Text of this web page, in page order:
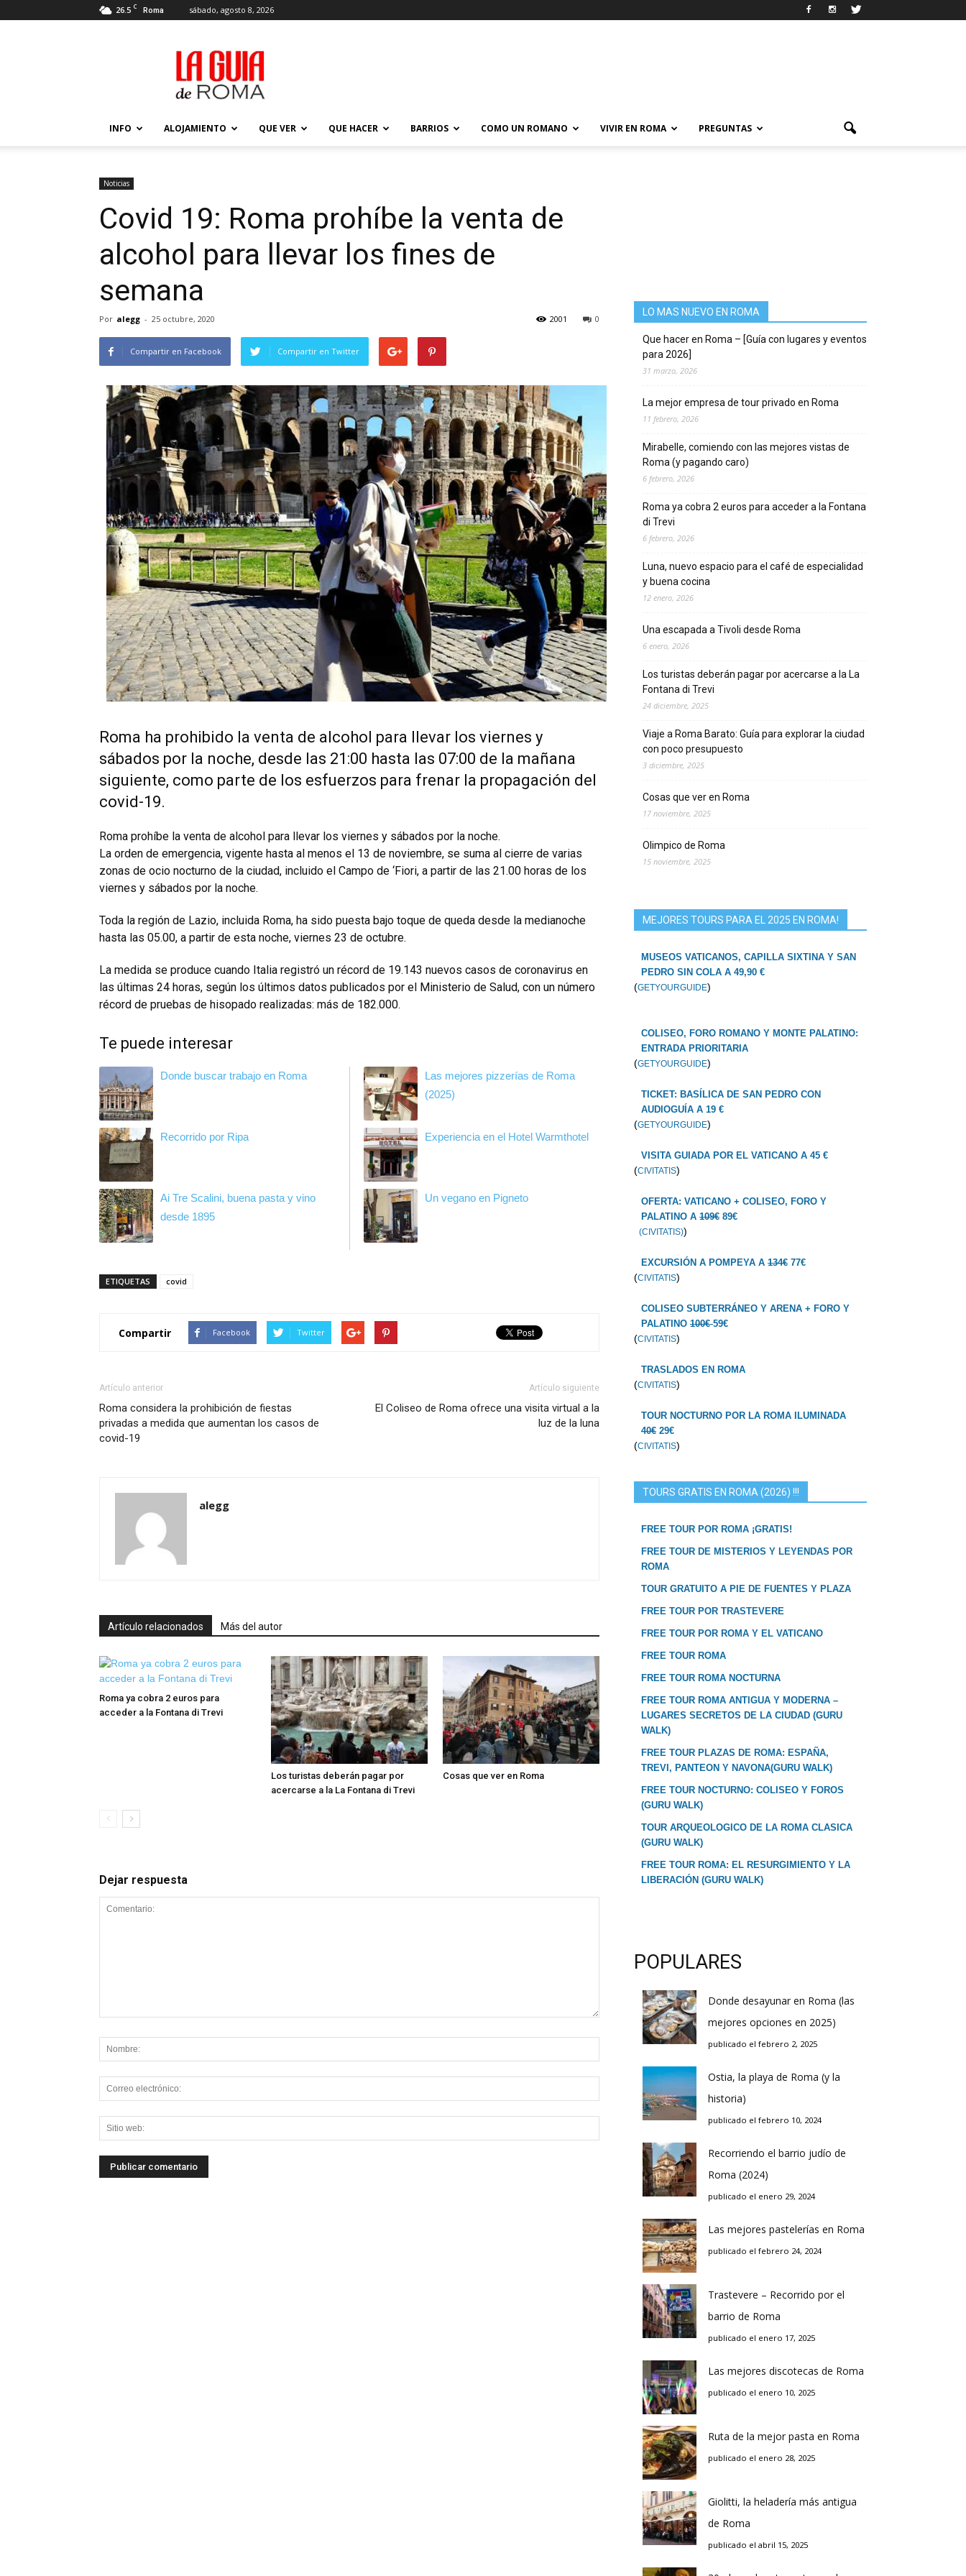
26.5 C Roma sábado, agosto 8, 2026
Actualizada
INFO ALOJAMIENTO QUE VER QUE HACER BARRIOS COMO UN ROMANO VIVIR EN ROMA PREGUNTAS
Noticias
Covid 19: Roma prohíbe la venta de
alcohol para llevar los fines de
semana
Por alegg - 25 octubre, 2020 0
2001
Compartir en Facebook Compartir en Twitter
Roma ha prohibido la venta de alcohol para llevar los viernes y
sábados por la noche, desde las 21:00 hasta las 07:00 de la mañana
siguiente, como parte de los esfuerzos para frenar la propagación del
covid-19.
Roma prohíbe la venta de alcohol para llevar los viernes y sábados por la noche.
La orden de emergencia, vigente hasta al menos el 13 de noviembre, se suma al cierre de varias
zonas de ocio nocturno de la ciudad, incluido el Campo de ‘Fiori, a partir de las 21.00 horas de los
viernes y sábados por la noche.
Toda la región de Lazio, incluida Roma, ha sido puesta bajo toque de queda desde la medianoche
hasta las 05.00, a partir de esta noche, viernes 23 de octubre.
La medida se produce cuando Italia registró un récord de 19.143 nuevos casos de coronavirus en
las últimas 24 horas, según los últimos datos publicados por el Ministerio de Salud, con un número
récord de pruebas de hisopado realizadas: más de 182.000.
Te puede interesar
Donde buscar trabajo en Roma
Recorrido por Ripa
Ai Tre Scalini, buena pasta y vino
desde 1895
Las mejores pizzerías de Roma
(2025)
Experiencia en el Hotel Warmthotel
Un vegano en Pigneto
ETIQUETAS covid
Compartir Facebook Twitter
Artículo anterior
Roma considera la prohibición de fiestas
privadas a medida que aumentan los casos de
covid-19
Artículo siguiente
El Coliseo de Roma ofrece una visita virtual a la
luz de la luna
alegg
Artículo relacionados Más del autor
Roma ya cobra 2 euros para
acceder a la Fontana di Trevi
Los turistas deberán pagar por
acercarse a la La Fontana di Trevi
Cosas que ver en Roma
Dejar respuesta
LO MAS NUEVO EN ROMA
Que hacer en Roma – [Guía con lugares y eventos
para 2026]
31 marzo, 2026
La mejor empresa de tour privado en Roma
11 febrero, 2026
Mirabelle, comiendo con las mejores vistas de
Roma (y pagando caro)
6 febrero, 2026
Roma ya cobra 2 euros para acceder a la Fontana
di Trevi
6 febrero, 2026
Luna, nuevo espacio para el café de especialidad
y buena cocina
12 enero, 2026
Una escapada a Tivoli desde Roma
6 enero, 2026
Los turistas deberán pagar por acercarse a la La
Fontana di Trevi
24 diciembre, 2025
Viaje a Roma Barato: Guía para explorar la ciudad
con poco presupuesto
3 diciembre, 2025
Cosas que ver en Roma
17 noviembre, 2025
Olimpico de Roma
15 noviembre, 2025
MEJORES TOURS PARA EL 2025 EN ROMA!
MUSEOS VATICANOS, CAPILLA SIXTINA Y SAN
PEDRO SIN COLA A 49,90 €
(GETYOURGUIDE)
COLISEO, FORO ROMANO Y MONTE PALATINO:
ENTRADA PRIORITARIA
(GETYOURGUIDE)
TICKET: BASÍLICA DE SAN PEDRO CON
AUDIOGUÍA A 19 €
(GETYOURGUIDE)
VISITA GUIADA POR EL VATICANO A 45 €
(CIVITATIS)
OFERTA: VATICANO + COLISEO, FORO Y
PALATINO A 109€ 89€
(CIVITATIS))
EXCURSIÓN A POMPEYA A 134€ 77€
(CIVITATIS)
COLISEO SUBTERRÁNEO Y ARENA + FORO Y
PALATINO 100€59€
(CIVITATIS)
TRASLADOS EN ROMA
(CIVITATIS)
TOUR NOCTURNO POR LA ROMA ILUMINADA
40€ 29€
(CIVITATIS)
TOURS GRATIS EN ROMA (2026) !!!
FREE TOUR POR ROMA ¡GRATIS!
FREE TOUR DE MISTERIOS Y LEYENDAS POR
ROMA
TOUR GRATUITO A PIE DE FUENTES Y PLAZA
FREE TOUR POR TRASTEVERE
FREE TOUR POR ROMA Y EL VATICANO
FREE TOUR ROMA
FREE TOUR ROMA NOCTURNA
FREE TOUR ROMA ANTIGUA Y MODERNA –
LUGARES SECRETOS DE LA CIUDAD (GURU
WALK)
FREE TOUR PLAZAS DE ROMA: ESPAÑA,
TREVI, PANTEON Y NAVONA(GURU WALK)
FREE TOUR NOCTURNO: COLISEO Y FOROS
(GURU WALK)
TOUR ARQUEOLOGICO DE LA ROMA CLASICA
(GURU WALK)
FREE TOUR ROMA: EL RESURGIMIENTO Y LA
LIBERACIÓN (GURU WALK)
POPULARES
Donde desayunar en Roma (las
mejores opciones en 2025)
publicado el febrero 2, 2025
Ostia, la playa de Roma (y la
historia)
publicado el febrero 10, 2024
Recorriendo el barrio judío de
Roma (2024)
publicado el enero 29, 2024
Las mejores pastelerías en Roma
publicado el febrero 24, 2024
Trastevere – Recorrido por el
barrio de Roma
publicado el enero 17, 2025
Las mejores discotecas de Roma
publicado el enero 10, 2025
Ruta de la mejor pasta en Roma
publicado el enero 28, 2025
Giolitti, la heladería más antigua
de Roma
publicado el abril 15, 2025